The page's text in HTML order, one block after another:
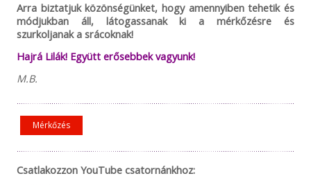
Arra biztatjuk közönségünket, hogy amennyiben tehetik és
módjukban áll, látogassanak ki a mérkőzésre és
szurkoljanak a srácoknak!
Hajrá Lilák! Együtt erősebbek vagyunk!
M.B.
Mérkőzés
Csatlakozzon YouTube csatornánkhoz: